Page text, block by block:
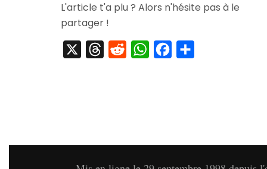
L'article t'a plu ? Alors n'hésite pas à le
partager !
ThreadsRedditWhatsAppFacebook